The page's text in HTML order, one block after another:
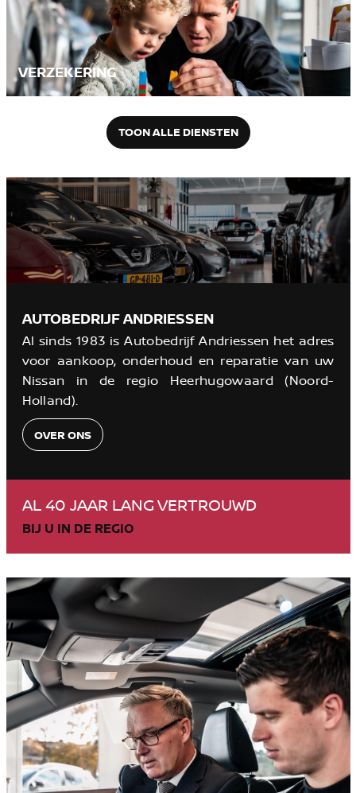
VERZEKERING
TOON ALLE DIENSTEN
AUTOBEDRIJF ANDRIESSEN
Al sinds 1983 is Autobedrijf Andriessen het adres
voor aankoop, onderhoud en reparatie van uw
Nissan in de regio Heerhugowaard (Noord-
Holland).
OVER ONS
AL 40 JAAR LANG VERTROUWD
BIJ U IN DE REGIO